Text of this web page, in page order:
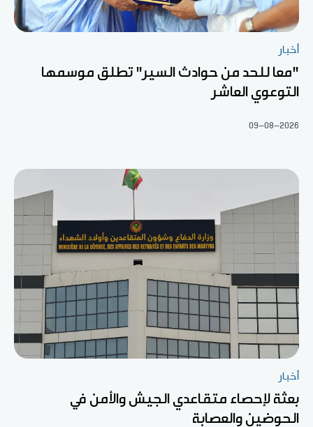
أخبار
"معا للحد من حوادث السير" تطلق موسمها
التوعوي العاشر
09-08-2026
أخبار
بعثة لإحصاء متقاعدي الجيش والأمن في
الحوضين والعصابة